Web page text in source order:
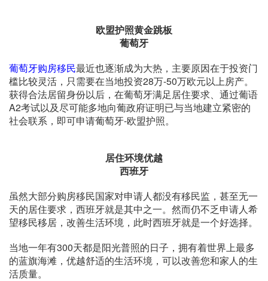
欧盟护照黄金跳板
葡萄牙
葡萄牙购房移民最近也逐渐成为大热，主要原因在于投资门
槛比较灵活，只需要在当地投资28万-50万欧元以上房产。
获得合法居留身份以后，在葡萄牙满足居住要求、通过葡语
A2考试以及尽可能多地向葡政府证明已与当地建立紧密的
社会联系，即可申请葡萄牙-欧盟护照。
居住环境优越
西班牙
虽然大部分购房移民国家对申请人都没有移民监，甚至无一
天的居住要求，西班牙就是其中之一。然而仍不乏申请人希
望移民移居，改善生活环境，此时西班牙就是一个好选择。
当地一年有300天都是阳光普照的日子，拥有着世界上最多
的蓝旗海滩，优越舒适的生活环境，可以改善您和家人的生
活质量。